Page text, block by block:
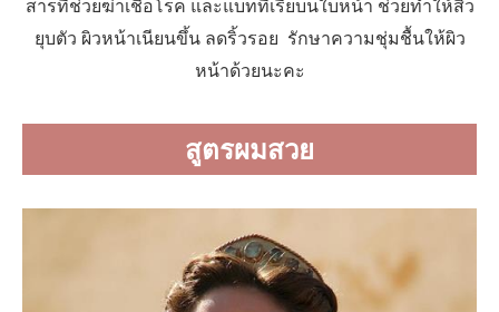
สารที่ช่วยฆ่าเชื้อโรค และแบททีเรียบนใบหน้า ช่วยทำให้สิว
ยุบตัว ผิวหน้าเนียนขึ้น ลดริ้วรอย รักษาความชุ่มชื้นให้ผิว
หน้าด้วยนะคะ
สูตรผมสวย